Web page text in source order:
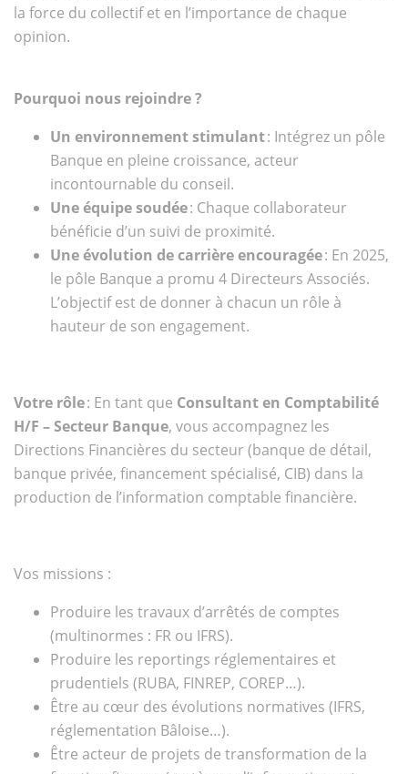
la force du collectif et en l’importance de chaque
opinion.
Pourquoi nous rejoindre ?
Un environnement stimulant: Intégrez un pôle
Banque en pleine croissance, acteur
incontournable du conseil.
Une équipe soudée: Chaque collaborateur
bénéficie d’un suivi de proximité.
Une évolution de carrière encouragée: En 2025,
le pôle Banque a promu 4 Directeurs Associés.
L’objectif est de donner à chacun un rôle à
hauteur de son engagement.
Votre rôle: En tant que Consultant en Comptabilité
H/F – Secteur Banque, vous accompagnez les
Directions Financières du secteur (banque de détail,
banque privée, financement spécialisé, CIB) dans la
production de l’information comptable financière.
Vos missions :
Produire les travaux d’arrêtés de comptes
(multinormes : FR ou IFRS).
Produire les reportings réglementaires et
prudentiels (RUBA, FINREP, COREP…).
Être au cœur des évolutions normatives (IFRS,
réglementation Bâloise…).
Être acteur de projets de transformation de la